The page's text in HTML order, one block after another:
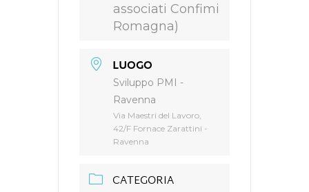
associati Confimi
Romagna)
LUOGO
Sviluppo PMI -
Ravenna
Via Maestri del Lavoro,
42/F Fornace Zarattini -
Ravenna
CATEGORIA